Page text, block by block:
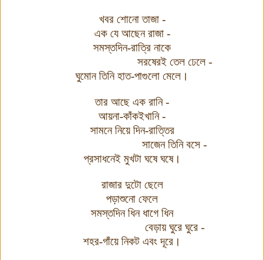
খবর শোনো তাজা -
এক যে আছেন রাজা -
সমস্তদিন-রাত্রি নাকে
সরষেরই তেল ঢেলে -
ঘুমোন তিনি হাত-পাগুলো মেলে।
তার আছে এক রানি -
আয়না-কাঁকইখানি -
সামনে নিয়ে দিন-রাত্তির
সাজেন তিনি বসে -
প্রসাধনেই মুখটা ঘষে ঘষে।
রাজার দুটো ছেলে
পড়াশুনো ফেলে
সমস্তদিন ধিন ধাগে ধিন
বেড়ায় ঘুরে ঘুরে -
শহর-গাঁয়ে নিকট এবং দূরে।